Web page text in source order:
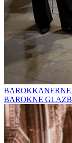
BAROKNE